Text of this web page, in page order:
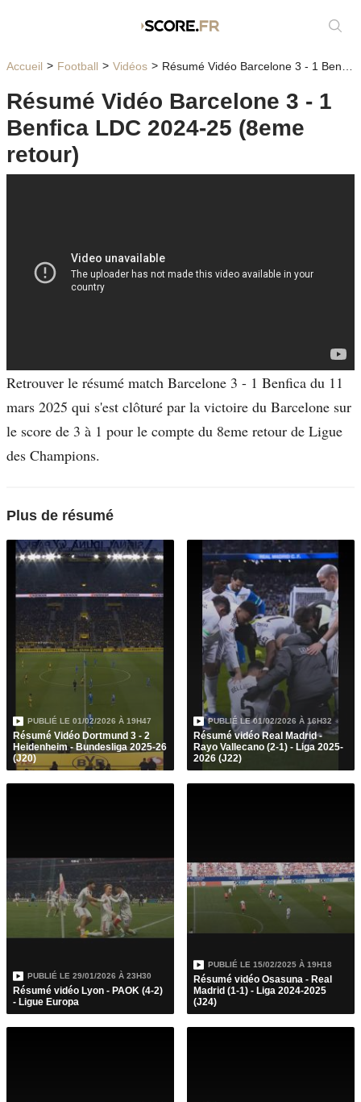
Accueil Football Vidéos Résumé Vidéo Barcelone 3 - 1 Benfica LDC 2024-25 (8eme retour)
Résumé Vidéo Barcelone 3 - 1
Benfica LDC 2024-25 (8eme
retour)
Retrouver le résumé match Barcelone 3 - 1 Benfica du 11
mars 2025 qui s'est clôturé par la victoire du Barcelone sur
le score de 3 à 1 pour le compte du 8eme retour de Ligue
des Champions.
Plus de résumé
PUBLIÉ LE 01/02/2026 À 19H47
Résumé Vidéo Dortmund 3 - 2
Heidenheim - Bundesliga 2025-26
(J20)
PUBLIÉ LE01/02/2026 À 16H32
Résumé vidéo Real Madrid -
Rayo Vallecano (2-1) - Liga 2025-
2026 (J22)
PUBLIÉ LE 29/01/2026 À 23H30
Résumé vidéo Lyon - PAOK (4-2)
- Ligue Europa
PUBLIÉ LE 15/02/2025 À 19H18
Résumé vidéo Osasuna - Real
Madrid (1-1) - Liga 2024-2025
(J24)